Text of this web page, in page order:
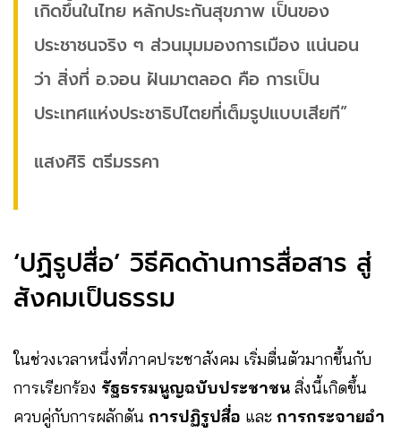
เกิดขึ้นในไทย หลักประกันสุขภาพ เป็นของ
ประชาชนจริง ๆ ส่วนมุมมองการเมือง แน่นอน
ว่า สิ่งที่ อ.จอน ฝันมาตลอด คือ การเป็น
ประเทศแห่งประชาธิปไตยที่เต็มรูปแบบเสียที”
แสงศิริ ตรีมรรคา
‘ปฏิรูปสื่อ’ วิธีคิดด้านการสื่อสาร สู่
สังคมเป็นธรรม
ในช่วงเวลาหนึ่งที่ภาคประชาสังคม เริ่มตื่นตัวมากขึ้นกับ
การเรียกร้อง รัฐธรรมนูญฉบับประชาชน สิ่งนี้เกิดขึ้น
ควบคู่กับการผลักดัน การปฏิรูปสื่อ และ การกระจายอำ